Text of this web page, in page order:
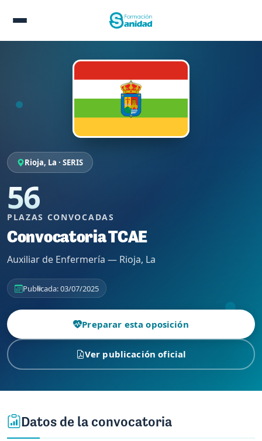
Rioja, La · SERIS
56
PLAZAS CONVOCADAS
Convocatoria TCAE
Auxiliar de Enfermería — Rioja, La
Publicada: 03/07/2025
Preparar esta oposición
Ver publicación oficial
Datos de la convocatoria